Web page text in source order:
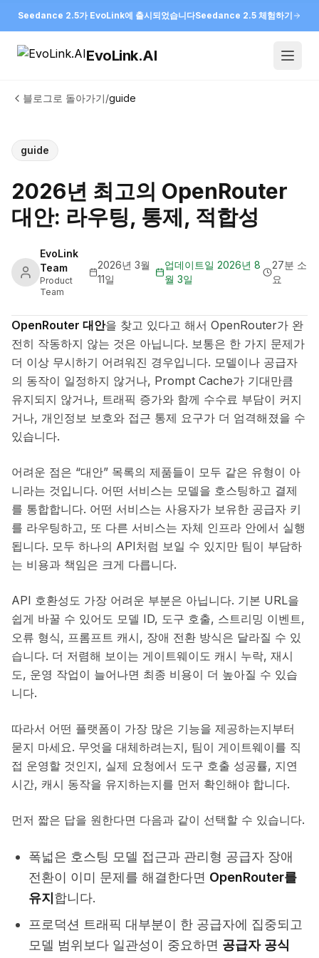
Seedance 2.5가 EvoLink에 출시되었습니다Seedance 2.5 체험하기
EvoLink.AI
블로그로 돌아가기/guide
guide
2026년 최고의 OpenRouter
대안: 라우팅, 통제, 적합성
EvoLink
Team
Product
Team
2026년 3월
11일
업데이트일 2026년 8
월 3일
27분 소
요
OpenRouter 대안을 찾고 있다고 해서 OpenRouter가 완
전히 작동하지 않는 것은 아닙니다. 보통은 한 가지 문제가
더 이상 무시하기 어려워진 경우입니다. 모델이나 공급자
의 동작이 일정하지 않거나, Prompt Cache가 기대만큼
유지되지 않거나, 트래픽 증가와 함께 수수료 부담이 커지
거나, 개인정보 보호와 접근 통제 요구가 더 엄격해졌을 수
있습니다.
어려운 점은 “대안” 목록의 제품들이 모두 같은 유형이 아
니라는 것입니다. 어떤 서비스는 모델을 호스팅하고 결제
를 통합합니다. 어떤 서비스는 사용자가 보유한 공급자 키
를 라우팅하고, 또 다른 서비스는 자체 인프라 안에서 실행
됩니다. 모두 하나의 API처럼 보일 수 있지만 팀이 부담하
는 비용과 책임은 크게 다릅니다.
API 호환성도 가장 어려운 부분은 아닙니다. 기본 URL을
쉽게 바꿀 수 있어도 모델 ID, 도구 호출, 스트리밍 이벤트,
오류 형식, 프롬프트 캐시, 장애 전환 방식은 달라질 수 있
습니다. 더 저렴해 보이는 게이트웨이도 캐시 누락, 재시
도, 운영 작업이 늘어나면 최종 비용이 더 높아질 수 있습
니다.
따라서 어떤 플랫폼이 가장 많은 기능을 제공하는지부터
묻지 마세요. 무엇을 대체하려는지, 팀이 게이트웨이를 직
접 운영할 것인지, 실제 요청에서 도구 호출 성공률, 지연
시간, 캐시 동작을 유지하는지를 먼저 확인해야 합니다.
먼저 짧은 답을 원한다면 다음과 같이 선택할 수 있습니다.
폭넓은 호스팅 모델 접근과 관리형 공급자 장애
전환이 이미 문제를 해결한다면 OpenRouter를
유지 합니다.
프로덕션 트래픽 대부분이 한 공급자에 집중되고
모델 범위보다 일관성이 중요하면 공급자 공식